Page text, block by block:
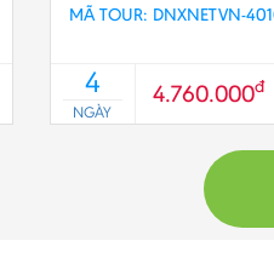
MÃ TOUR: DNXNETVN-
4
NGÀY
4.760.000đ